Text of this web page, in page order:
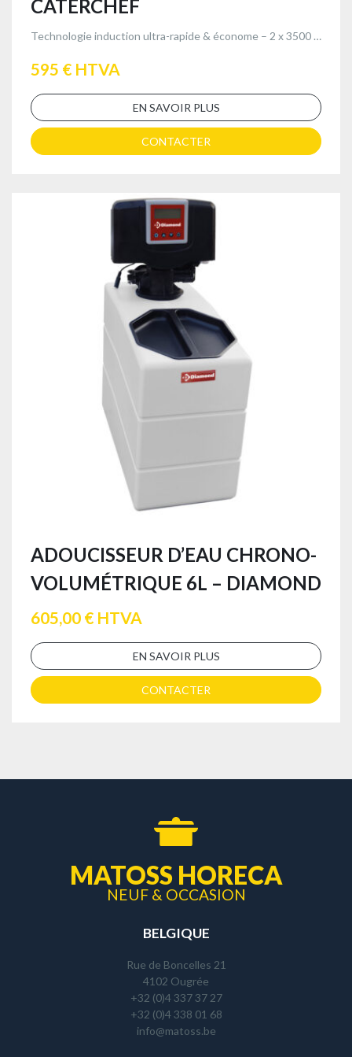
CATERCHEF
Technologie induction ultra-rapide & économe – 2 x 3500 W avec robinets de vidange
595 € HTVA
EN SAVOIR PLUS
CONTACTER
ADOUCISSEUR D’EAU CHRONO-
VOLUMÉTRIQUE 6L – DIAMOND
605,00 € HTVA
EN SAVOIR PLUS
CONTACTER
MATOSS HORECA
NEUF & OCCASION
BELGIQUE
Rue de Boncelles 21
4102 Ougrée
+32 (0)4 337 37 27
+32 (0)4 338 01 68
info@matoss.be